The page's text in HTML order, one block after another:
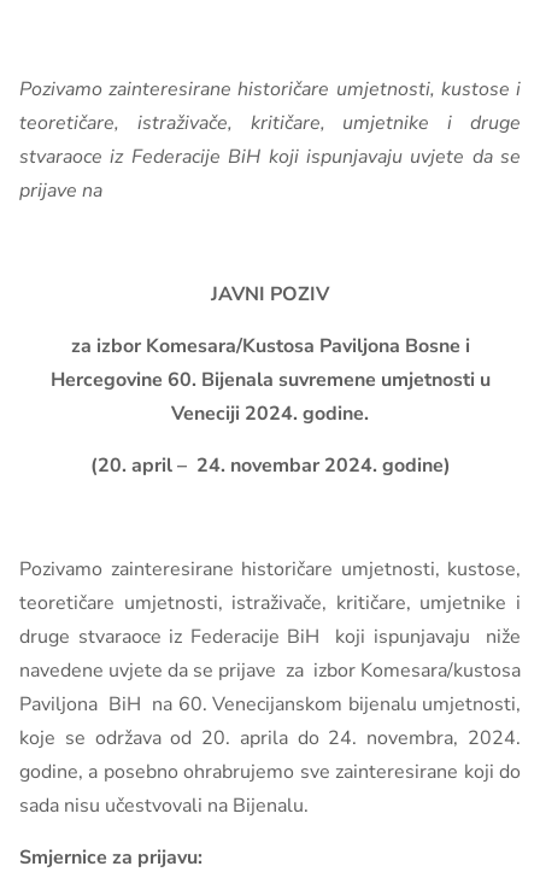
Pozivamo zainteresirane historičare umjetnosti, kustose i
teoretičare, istraživače, kritičare, umjetnike i druge
stvaraoce iz Federacije BiH koji ispunjavaju uvjete da se
prijave na
JAVNI POZIV
za izbor Komesara/Kustosa Paviljona Bosne i
Hercegovine 60. Bijenala suvremene umjetnosti u
Veneciji 2024. godine.
(20. april – 24. novembar 2024. godine)
Pozivamo zainteresirane historičare umjetnosti, kustose,
teoretičare umjetnosti, istraživače, kritičare, umjetnike i
druge stvaraoce iz Federacije BiH koji ispunjavaju niže
navedene uvjete da se prijave za izbor Komesara/kustosa
Paviljona BiH na 60. Venecijanskom bijenalu umjetnosti,
koje se održava od 20. aprila do 24. novembra, 2024.
godine, a posebno ohrabrujemo sve zainteresirane koji do
sada nisu učestvovali na Bijenalu.
Smjernice za prijavu: